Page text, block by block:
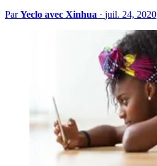
ParYeclo avec Xinhua · juil. 24, 2020